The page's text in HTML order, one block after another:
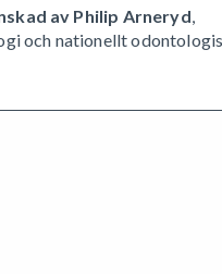
av Philip Arneryd
och nationellt